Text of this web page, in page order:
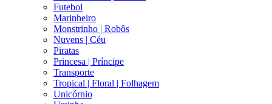
Futebol
Marinheiro
Monstrinho | Robôs
Nuvens | Céu
Piratas
Princesa | Príncipe
Transporte
Tropical | Floral | Folhagem
Unicórnio